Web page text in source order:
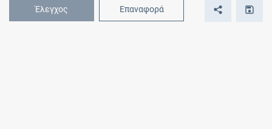
Έλεγχος Επαναφορά